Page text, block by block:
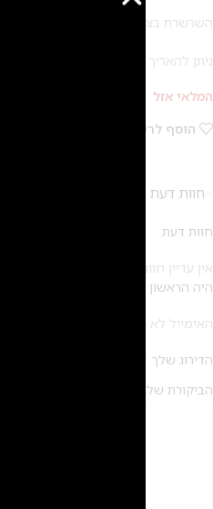
השרשרת בציפוי זהב 14 קראט – שכבה עבה ואיכותית של 2 מיקרון
ניתן להאריך ולקצר את השרשרת
המלאי אזל
הוסף לרשימת המשאלות
חוות דעת (0)
חוות דעת
אין עדיין חוות דעת.
היה הראשון לכתוב סקירה “שרשרת
האימייל לא יוצג באתר.
הדירוג שלך *
הביקורת שלך